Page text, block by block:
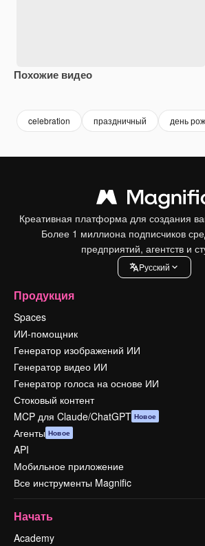
Похожие видео
celebration праздничный день
Креативная платформа для создания
Более 1 миллиона подписчиков
предприятий, агентств и
Pусский
Продукция
Spaces
ИИ-помощник
Генератор изображений ИИ
Генератор видео ИИ
Генератор голоса на основе ИИ
Стоковый контент
MCP для Claude/ChatGPT Новое
Агенты Новое
API
Мобильное приложение
Все инструменты Magnific
Начать
Academy